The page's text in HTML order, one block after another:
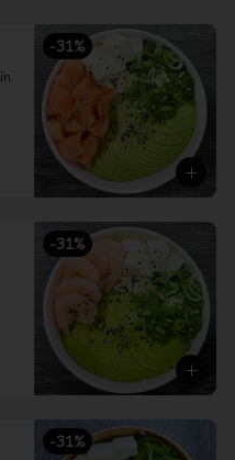
-31%
-31%
-31%